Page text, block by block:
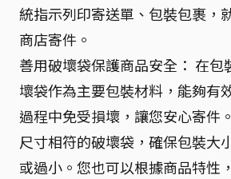
統指示列印寄送單、包裝包裹，
商店寄件。
善用破壞袋保護商品安全： 在包
壞袋作為主要包裝材料，能夠有
過程中免受損壞，讓您安心寄件
尺寸相符的破壞袋，確保包裝大
或過小。您也可以根據商品特性